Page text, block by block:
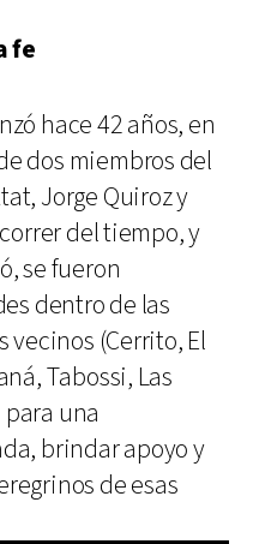
fe
hace 42 años, en
dos miembros del
Jorge Quiroz y
del tiempo, y
se fueron
dentro de las
vecinos (Cerrito, El
Tabossi, Las
para una
brindar apoyo y
de esas